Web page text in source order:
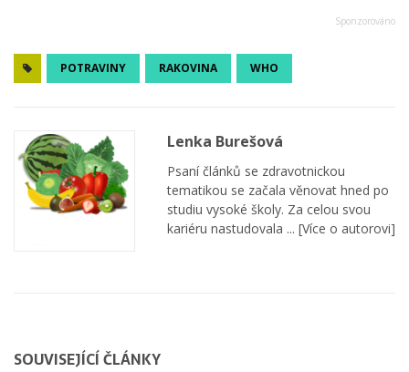
POTRAVINY RAKOVINA WHO
Lenka Burešová
Psaní článků se zdravotnickou
tematikou se začala věnovat hned po
studiu vysoké školy. Za celou svou
kariéru nastudovala ... [Více o autorovi]
SOUVISEJÍCÍ ČLÁNKY